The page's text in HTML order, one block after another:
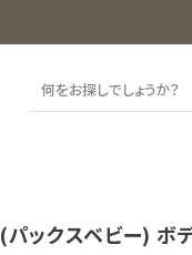
ックスベビー) ボ